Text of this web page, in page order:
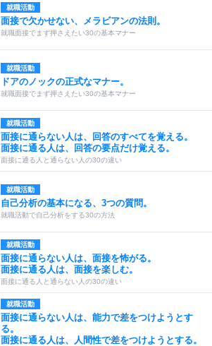
就職活動
面接で欠かせない、メラビアンの法則。
就職面接でまず押さえたい30の基本マナー
就職活動
ドアのノックの正式なマナー。
就職面接でまず押さえたい30の基本マナー
就職活動
面接に通らない人は、回答のすべてを覚える。
面接に通る人は、回答の要点だけ覚える。
面接に通る人と通らない人の30の違い
就職活動
自己分析の基本になる、3つの質問。
就職活動で自己分析をする30の方法
就職活動
面接に通らない人は、面接を怖がる。
面接に通る人は、面接を楽しむ。
面接に通る人と通らない人の30の違い
就職活動
面接に通らない人は、能力で差をつけようとす
る。
面接に通る人は、人間性で差をつけようとする。